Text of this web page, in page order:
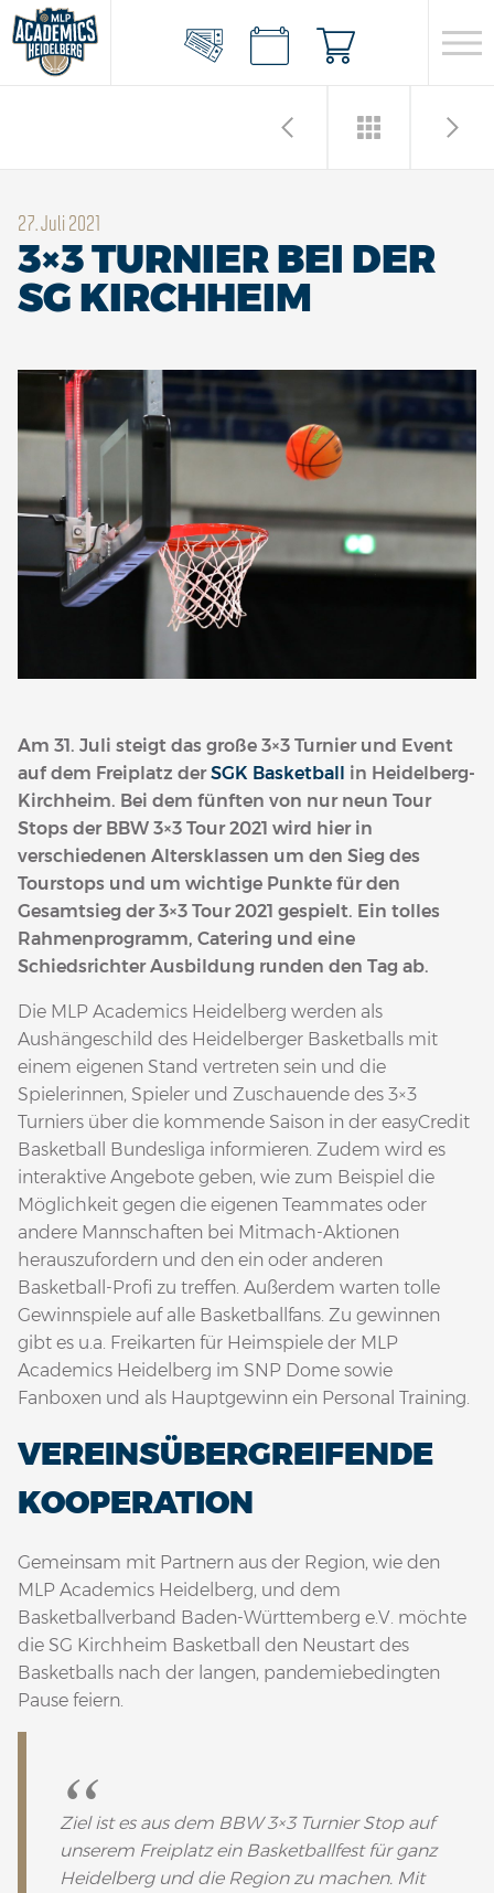
27. Juli 2021
3×3 TURNIER BEI DER
SG KIRCHHEIM
Am 31. Juli steigt das große 3×3 Turnier und Event
auf dem Freiplatz derSGK Basketball in Heidelberg-
Kirchheim. Bei dem fünften von nur neun Tour
Stops der BBW 3×3 Tour 2021 wird hier in
verschiedenen Altersklassen um den Sieg des
Tourstops und um wichtige Punkte für den
Gesamtsieg der 3×3 Tour 2021 gespielt. Ein tolles
Rahmenprogramm, Catering und eine
Schiedsrichter Ausbildung runden den Tag ab.
Die MLP Academics Heidelberg werden als
Aushängeschild des Heidelberger Basketballs mit
einem eigenen Stand vertreten sein und die
Spielerinnen, Spieler und Zuschauende des 3×3
Turniers über die kommende Saison in der easyCredit
Basketball Bundesliga informieren. Zudem wird es
interaktive Angebote geben, wie zum Beispiel die
Möglichkeit gegen die eigenen Teammates oder
andere Mannschaften bei Mitmach-Aktionen
herauszufordern und den ein oder anderen
Basketball-Profi zu treffen. Außerdem warten tolle
Gewinnspiele auf alle Basketballfans. Zu gewinnen
gibt es u.a. Freikarten für Heimspiele der MLP
Academics Heidelberg im SNP Dome sowie
Fanboxen und als Hauptgewinn ein Personal Training.
VEREINSÜBERGREIFENDE
KOOPERATION
Gemeinsam mit Partnern aus der Region, wie den
MLP Academics Heidelberg, und dem
Basketballverband Baden-Württemberg e.V. möchte
die SG Kirchheim Basketball den Neustart des
Basketballs nach der langen, pandemiebedingten
Pause feiern.
Ziel ist es aus dem BBW 3×3 Turnier Stop auf
unserem Freiplatz ein Basketballfest für ganz
Heidelberg und die Region zu machen. Mit